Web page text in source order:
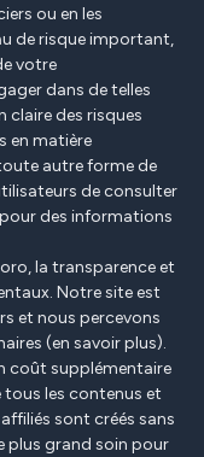
ou en les
de risque important,
votre
dans de telles
claire des risques
en matière
autre forme de
de consulter
pour des informations
la transparence et
Notre site est
et nous percevons
(en savoir plus).
coût supplémentaire
les contenus et
sont créés sans
plus grand soin pour